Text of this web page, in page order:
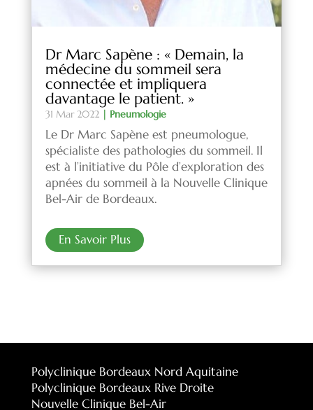
Dr Marc Sapène : « Demain, la
médecine du sommeil sera
connectée et impliquera
davantage le patient. »
31 Mar 2022| Pneumologie
Le Dr Marc Sapène est pneumologue,
spécialiste des pathologies du sommeil. Il
est à l’initiative du Pôle d’exploration des
apnées du sommeil à la Nouvelle Clinique
Bel-Air de Bordeaux.
En Savoir Plus
Polyclinique Bordeaux Nord Aquitaine
Polyclinique Bordeaux Rive Droite
Nouvelle Clinique Bel-Air